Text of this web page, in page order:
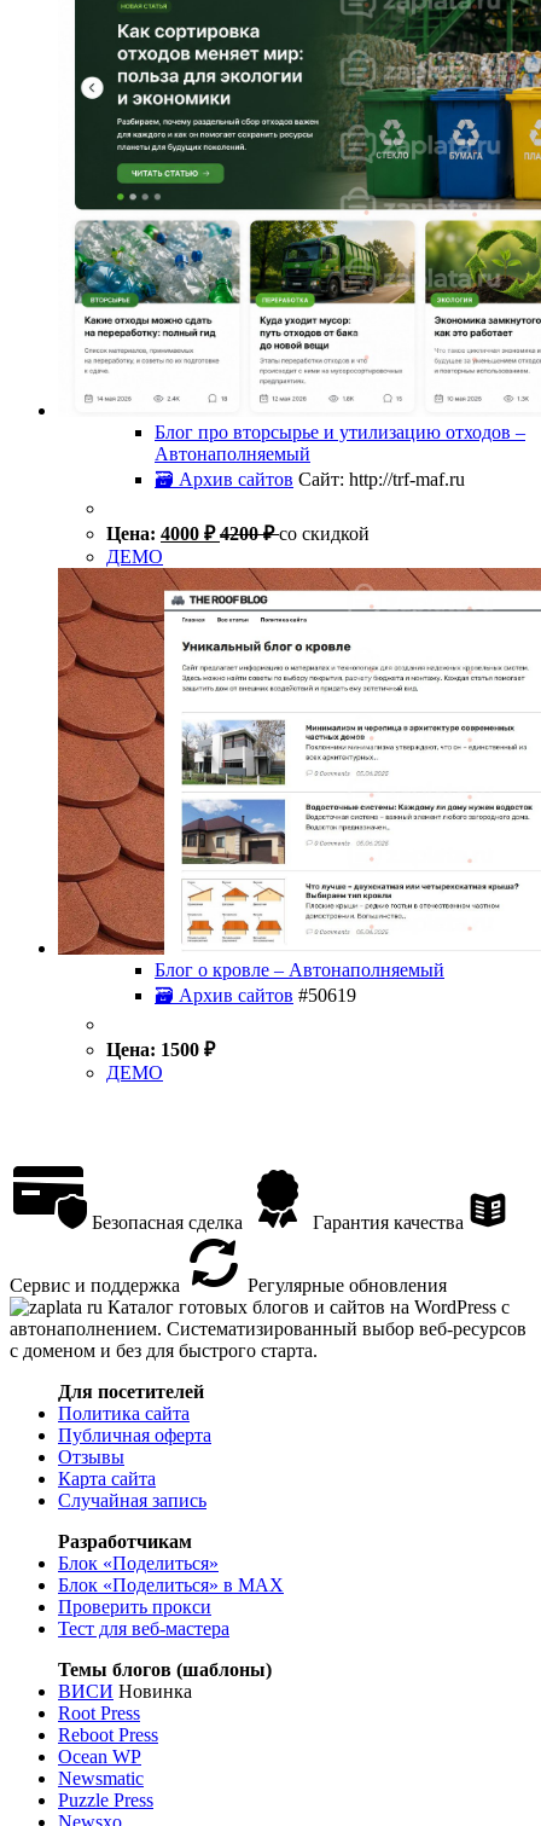
Блог про вторсырье и утилизацию отходов –
Автонаполняемый
🗃 Архив сайтов Сайт: http://trf-maf.ru
Цена: 4000 ₽ 4200₽ со скидкой
ДЕМО
Блог о кровле – Автонаполняемый
🗃 Архив сайтов #50619
Цена: 1500 ₽
ДЕМО
Безопасная сделка Гарантия качества
Сервис и поддержка
Регулярные обновления
Каталог готовых блогов и сайтов на WordPress с
автонаполнением. Систематизированный выбор веб-ресурсов
с доменом и без для быстрого старта.
Для посетителей
Политика сайта
Публичная оферта
Отзывы
Карта сайта
Случайная запись
Разработчикам
Блок «Поделиться»
Блок «Поделиться» в MAX
Проверить прокси
Тест для веб-мастера
Темы блогов (шаблоны)
ВИСИ Новинка
Root Press
Reboot Press
Ocean WP
Newsmatic
Puzzle Press
Newsxo